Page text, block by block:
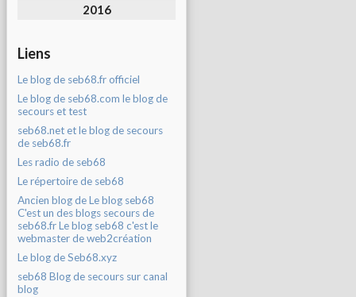
2016
Liens
Le blog de seb68.fr officiel
Le blog de seb68.com le blog de
secours et test
seb68.net et le blog de secours
de seb68.fr
Les radio de seb68
Le répertoire de seb68
Ancien blog de Le blog seb68
C'est un des blogs secours de
seb68.fr Le blog seb68 c'est le
webmaster de web2création
Le blog de Seb68.xyz
seb68 Blog de secours sur canal
blog